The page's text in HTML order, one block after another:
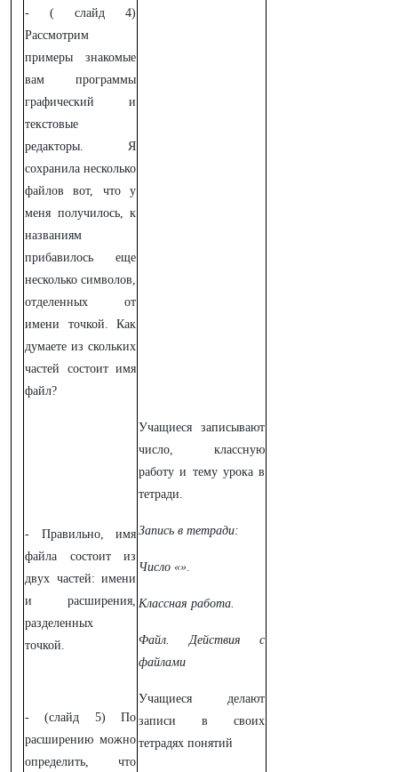
- ( слайд 4)
Рассмотрим
примеры знакомые
вам программы
графический и
текстовые
редакторы. Я
сохранила несколько
файлов вот, что у
меня получилось, к
названиям
прибавилось еще
несколько символов,
отделенных от
имени точкой. Как
думаете из скольких
частей состоит имя
файл?
- Правильно, имя
файла состоит из
двух частей: имени
и расширения,
разделенных
точкой.
- (слайд 5) По
расширению можно
определить, что
Учащиеся записывают
число, классную
работу и тему урока в
тетради.
Запись в тетради:
Число «».
Классная работа.
Файл. Действия с
файлами
Учащиеся делают
записи в своих
тетрадях понятий